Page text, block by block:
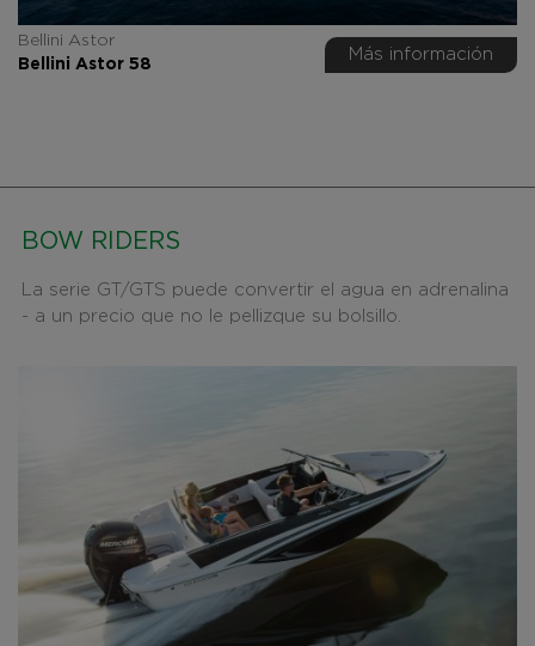
Bellini Astor
Bellini Astor 58
Más información
BOW RIDERS
La serie GT/GTS puede convertir el agua en adrenalina
- a un precio que no le pellizque su bolsillo.